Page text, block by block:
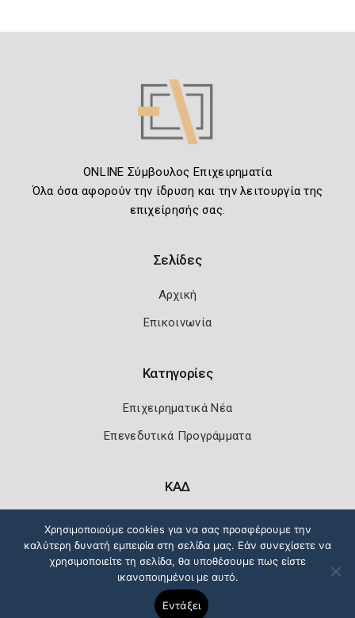
ONLINE Σύμβουλος Επιχειρηματία
Όλα όσα αφορούν την ίδρυση και την λειτουργία της
επιχείρησής σας.
Σελίδες
Αρχική
Επικοινωνία
Κατηγορίες
Επιχειρηματικά Νέα
Επενεδυτικά Προγράμματα
ΚΑΔ
Πολιτική Ασφάλειας Όροι Χρήσης
Χρησιμοποιούμε cookies για να σας προσφέρουμε την
καλύτερη δυνατή εμπειρία στη σελίδα μας. Εάν συνεχίσετε να
χρησιμοποιείτε τη σελίδα, θα υποθέσουμε πως είστε
ικανοποιημένοι με αυτό.
Εντάξει